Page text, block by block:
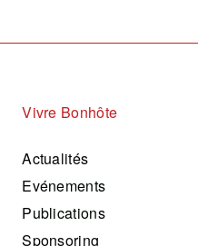
Vivre Bonhôte
Actualités
Evénements
Publications
Sponsoring